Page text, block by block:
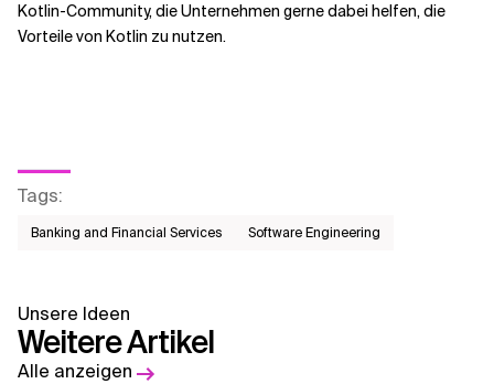
Kotlin-Community, die Unternehmen gerne dabei helfen, die
Vorteile von Kotlin zu nutzen.
Tags:
Banking and Financial Services Software Engineering
Unsere Ideen
Weitere Artikel
Alle anzeigen